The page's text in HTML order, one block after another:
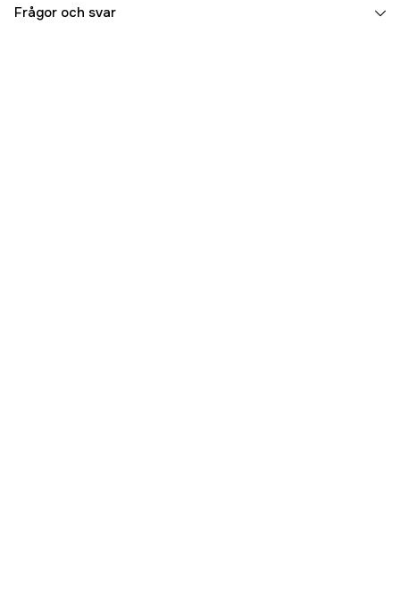
Vattenpump användningsområde
Dränering/
Frågor och svar